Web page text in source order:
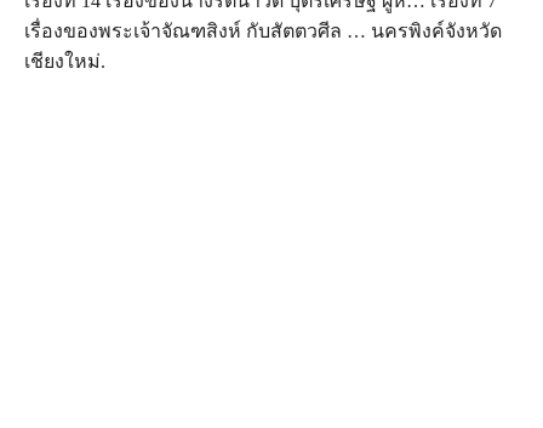
เรื่องของพระเจ้าจัณฑสิงห์ กับสัตตวศีล … นครพิงค์จังหวัด
เชียงใหม่.